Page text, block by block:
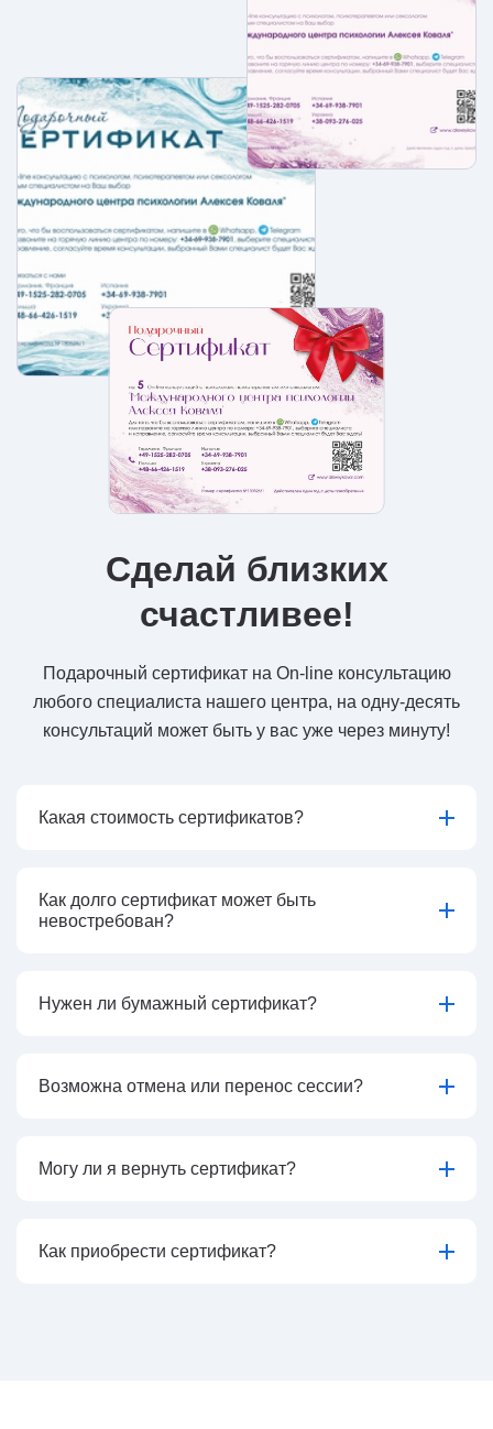
Сделай близких
счастливее!
Подарочный сертификат на On-line консультацию
любого специалиста нашего центра, на одну-десять
консультаций может быть у вас уже через минуту!
Какая стоимость сертификатов?
Как долго сертификат может быть
невостребован?
Нужен ли бумажный сертификат?
Возможна отмена или перенос сессии?
Могу ли я вернуть сертификат?
Как приобрести сертификат?